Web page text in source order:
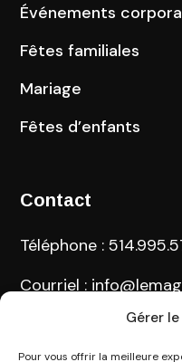
Gérer
Pour vous offrir la meilleure
Événements
Fêtes familiales
Mariage
Fêtes d’enfants
Contact
Téléphone :
Courriel :
Région desservie:
Rive-Sud, et ailleurs